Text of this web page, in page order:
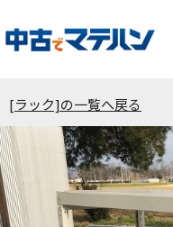
[ラック]の一覧へ戻る